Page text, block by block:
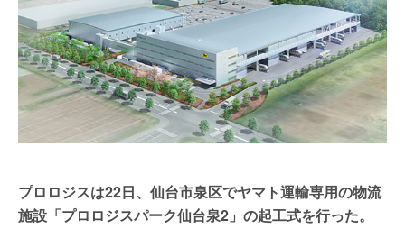
プロロジスは22日、仙台市泉区でヤマト運輸専用の物流
施設「プロロジスパーク仙台泉2」の起工式を行った。